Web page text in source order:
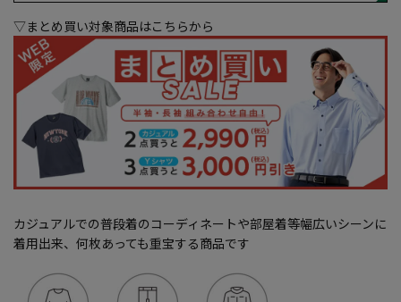
▽まとめ買い対象商品はこちらから
カジュアルでの普段着のコーディネートや部屋着等幅広いシーンに
着用出来、何枚あっても重宝する商品です